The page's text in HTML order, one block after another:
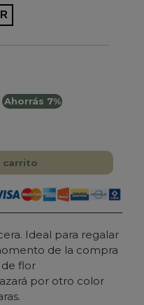
Ahorrás 7%
carrito
Ideal para regalar
de la compra
flor
por otro color